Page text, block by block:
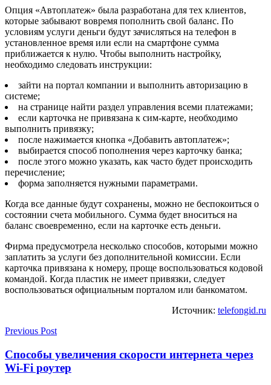
Опция «Автоплатеж» была разработана для тех клиентов,
которые забывают вовремя пополнить свой баланс. По
условиям услуги деньги будут зачисляться на телефон в
установленное время или если на смартфоне сумма
приближается к нулю. Чтобы выполнить настройку,
необходимо следовать инструкции:
зайти на портал компании и выполнить авторизацию в
системе;
на странице найти раздел управления всеми платежами;
если карточка не привязана к сим-карте, необходимо
выполнить привязку;
после нажимается кнопка «Добавить автоплатеж»;
выбирается способ пополнения через карточку банка;
после этого можно указать, как часто будет происходить
перечисление;
форма заполняется нужными параметрами.
Когда все данные будут сохранены, можно не беспокоиться о
состоянии счета мобильного. Сумма будет вноситься на
баланс своевременно, если на карточке есть деньги.
Фирма предусмотрела несколько способов, которыми можно
заплатить за услуги без дополнительной комиссии. Если
карточка привязана к номеру, проще воспользоваться кодовой
командой. Когда пластик не имеет привязки, следует
воспользоваться официальным порталом или банкоматом.
Источник: telefongid.ru
Previous Post
Способы увеличения скорости интернета через
Wi-Fi роутер